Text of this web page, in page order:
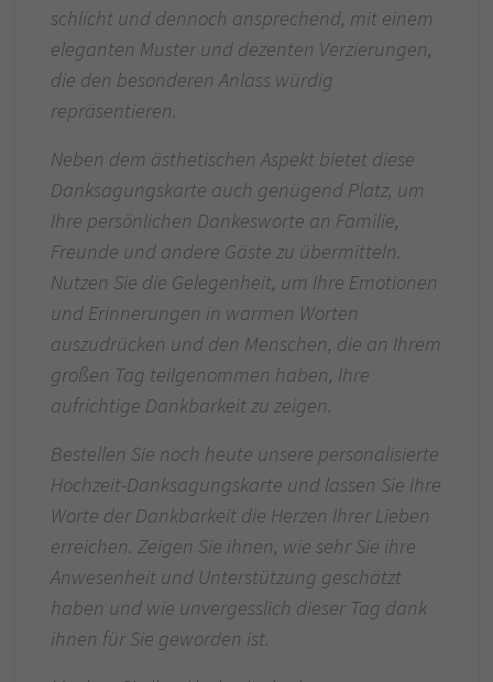
schlicht und dennoch ansprechend, mit einem
eleganten Muster und dezenten Verzierungen,
die den besonderen Anlass würdig
repräsentieren.
Neben dem ästhetischen Aspekt bietet diese
Danksagungskarte auch genügend Platz, um
Ihre persönlichen Dankesworte an Familie,
Freunde und andere Gäste zu übermitteln.
Nutzen Sie die Gelegenheit, um Ihre Emotionen
und Erinnerungen in warmen Worten
auszudrücken und den Menschen, die an Ihrem
großen Tag teilgenommen haben, Ihre
aufrichtige Dankbarkeit zu zeigen.
Bestellen Sie noch heute unsere personalisierte
Hochzeit-Danksagungskarte und lassen Sie Ihre
Worte der Dankbarkeit die Herzen Ihrer Lieben
erreichen. Zeigen Sie ihnen, wie sehr Sie ihre
Anwesenheit und Unterstützung geschätzt
haben und wie unvergesslich dieser Tag dank
ihnen für Sie geworden ist.